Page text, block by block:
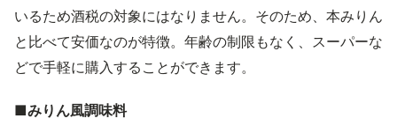
いるため酒税の対象にはなりません。そのため、本みりん
と比べて安価なのが特徴。年齢の制限もなく、スーパーな
どで手軽に購入することができます。
■みりん風調味料